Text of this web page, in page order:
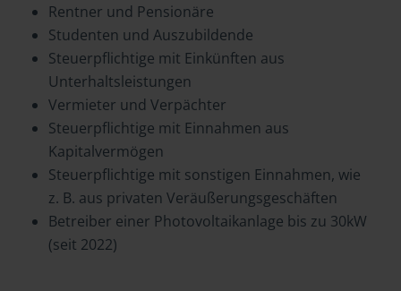
Rentner und Pensionäre
Studenten und Auszubildende
Steuerpflichtige mit Einkünften aus
Unterhaltsleistungen
Vermieter und Verpächter
Steuerpflichtige mit Einnahmen aus
Kapitalvermögen
Steuerpflichtige mit sonstigen Einnahmen, wie
z. B. aus privaten Veräußerungsgeschäften
Betreiber einer Photovoltaikanlage bis zu 30kW
(seit 2022)